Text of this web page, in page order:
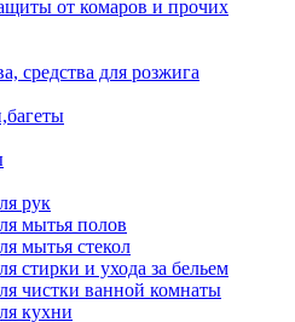
от комаров и прочих
средства для розжига
рук
мытья полов
мытья стекол
стирки и ухода за бельем
чистки ванной комнаты
кухни